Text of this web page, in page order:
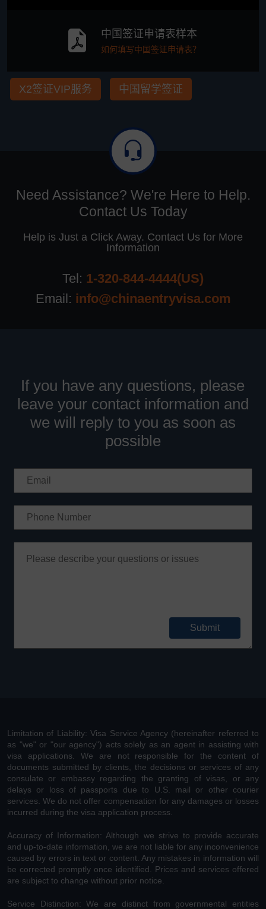
中国签证申请表样本
如何填写中国签证申请表？
X2签证VIP服务 中国留学签证
Need Assistance? We're Here to Help.
Contact Us Today
Help is Just a Click Away. Contact Us for More
Information
Tel: 1-320-844-4444(US)
Email: info@chinaentryvisa.com
If you have any questions, please
leave your contact information and
we will reply to you as soon as
possible
Limitation of Liability: Visa Service Agency (hereinafter referred to
as "we" or "our agency") acts solely as an agent in assisting with
visa applications. We are not responsible for the content of
documents submitted by clients, the decisions or services of any
consulate or embassy regarding the granting of visas, or any
delays or loss of passports due to U.S. mail or other courier
services. We do not offer compensation for any damages or losses
incurred during the visa application process.
Accuracy of Information: Although we strive to provide accurate
and up-to-date information, we are not liable for any inconvenience
caused by errors in text or content. Any mistakes in information will
be corrected promptly once identified. Prices and services offered
are subject to change without prior notice.
Service Distinction: We are distinct from governmental entities